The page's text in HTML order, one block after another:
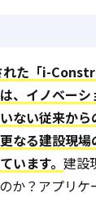
れた「i-
、イノベー
ない従来か
なる建設現
います。建設
か？アプリ